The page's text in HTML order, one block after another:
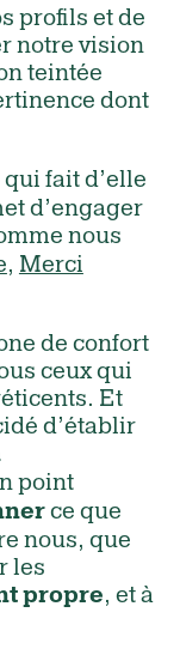
profils et de
notre vision
teintée
dont
qui fait d’elle
d’engager
nous
, Merci
de confort
ceux qui
Et
d’établir
point
ce que
nous, que
les
propre, et à